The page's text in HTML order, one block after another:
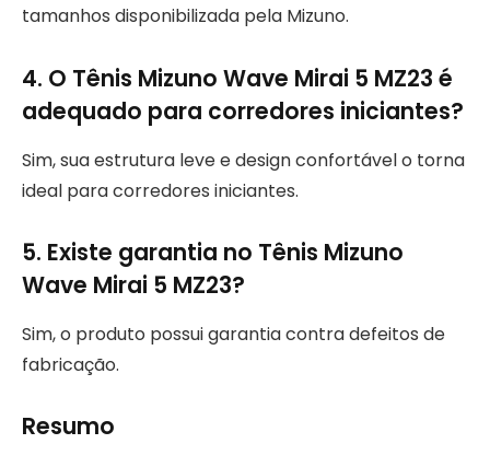
tamanhos disponibilizada pela Mizuno.
4. O Tênis Mizuno Wave Mirai 5 MZ23 é
adequado para corredores iniciantes?
Sim, sua estrutura leve e design confortável o torna
ideal para corredores iniciantes.
5. Existe garantia no Tênis Mizuno
Wave Mirai 5 MZ23?
Sim, o produto possui garantia contra defeitos de
fabricação.
Resumo